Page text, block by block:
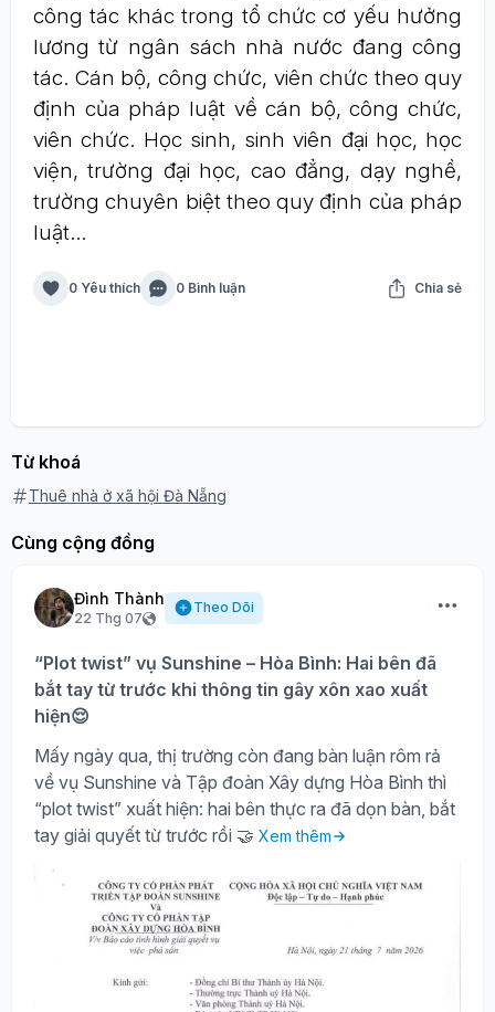
công tác khác trong tổ chức cơ yếu hưởng
lương từ ngân sách nhà nước đang công
tác. Cán bộ, công chức, viên chức theo quy
định của pháp luật về cán bộ, công chức,
viên chức. Học sinh, sinh viên đại học, học
viện, trường đại học, cao đẳng, dạy nghề,
trường chuyên biệt theo quy định của pháp
luật...
0 Yêu thích 0 Bình luận Chia sẻ
Từ khoá
Thuê nhà ở xã hội Đà Nẵng
Cùng cộng đồng
Đình Thành
22 Thg 07
Theo Dõi
“Plot twist” vụ Sunshine – Hòa Bình: Hai bên đã
bắt tay từ trước khi thông tin gây xôn xao xuất
hiện😌
Mấy ngày qua, thị trường còn đang bàn luận rôm rả
về vụ Sunshine và Tập đoàn Xây dựng Hòa Bình thì
“plot twist” xuất hiện: hai bên thực ra đã dọn bàn, bắt
tay giải quyết từ trước rồi 🤝 Xem thêm